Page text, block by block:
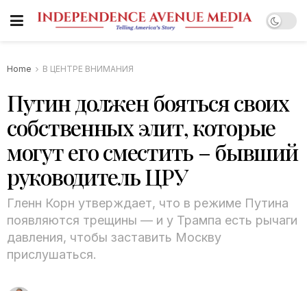
Home В ЦЕНТРЕ ВНИМАНИЯ
Путин должен бояться своих
собственных элит, которые
могут его сместить – бывший
руководитель ЦРУ
Гленн Корн утверждает, что в режиме Путина
появляются трещины — и у Трампа есть рычаги
давления, чтобы заставить Москву
прислушаться.